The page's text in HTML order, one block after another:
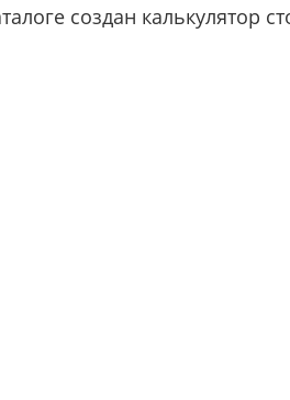
создан калькулятор